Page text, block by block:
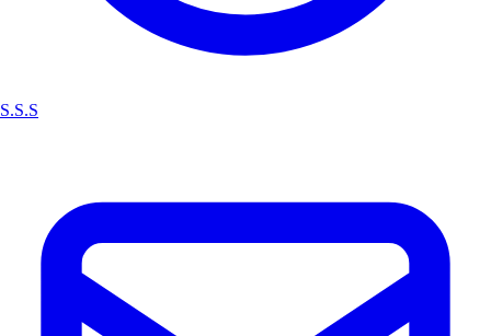
S.S.S